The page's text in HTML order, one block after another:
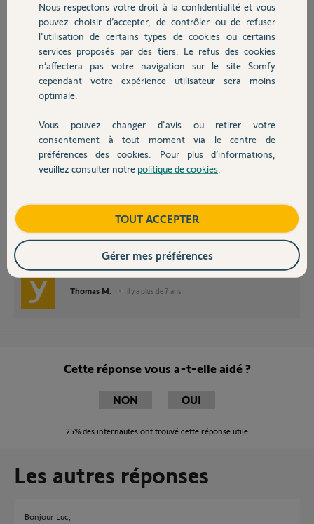
Chauffage
Autres produits
Devis avec un pro
Contact
l'appareil xyz, ne prend pas en charge cette commande
Luc F.
il y a plus de 7 ans
Participer au fil de discussion
Bonjour Luc,
Pour que ça fonctionne via les skills, il faut prononcer la phrase : "Alexa
pour cette raison qu'il est bien plus pratique d'utiliser les skills où vous
choisissez vous-même les phrases à prononcer.
Thomas M. il y a plus de 7 ans
Cette réponse vous a-t-elle aidé ?
NON OUI
25% des internautes ont trouvé cette réponse utile
Les autres réponses
Bonjour Luc,
Nous respectons votre droit à la confidentialité et vous
pouvez choisir d’accepter, de contrôler ou de refuser
l'utilisation de certains types de cookies ou certains
services proposés par des tiers. Le refus des cookies
n’affectera pas votre navigation sur le site Somfy
cependant votre expérience utilisateur sera moins
optimale.
Vous pouvez changer d'avis ou retirer votre
consentement à tout moment via le centre de
préférences des cookies. Pour plus d’informations,
veuillez consulter notre politique de cookies
TOUT ACCEPTER
Gérer mes préférences